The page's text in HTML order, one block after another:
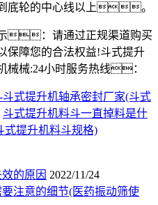
底轮的中心线以上。
：请通过正规渠道购买
障您的合法权益!斗式提升
械械:24小时服务热线：
式提升机轴承密封厂家(斗式
斗式提升机料斗一直掉料是什
式提升机料斗规格)
的原因 2022/11/24
注意的细节(医药振动筛使